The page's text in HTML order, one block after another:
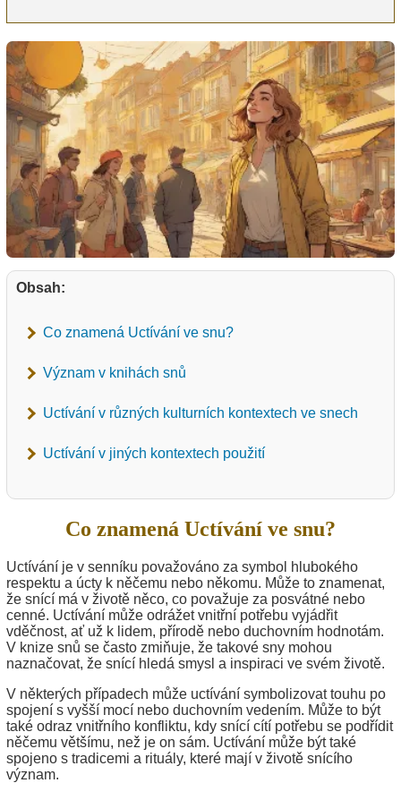
Obsah:
Co znamená Uctívání ve snu?
Význam v knihách snů
Uctívání v různých kulturních kontextech ve snech
Uctívání v jiných kontextech použití
Co znamená Uctívání ve snu?
Uctívání je v senníku považováno za symbol hlubokého
respektu a úcty k něčemu nebo někomu. Může to znamenat,
že snící má v životě něco, co považuje za posvátné nebo
cenné. Uctívání může odrážet vnitřní potřebu vyjádřit
vděčnost, ať už k lidem, přírodě nebo duchovním hodnotám.
V knize snů se často zmiňuje, že takové sny mohou
naznačovat, že snící hledá smysl a inspiraci ve svém životě.
V některých případech může uctívání symbolizovat touhu po
spojení s vyšší mocí nebo duchovním vedením. Může to být
také odraz vnitřního konfliktu, kdy snící cítí potřebu se podřídit
něčemu většímu, než je on sám. Uctívání může být také
spojeno s tradicemi a rituály, které mají v životě snícího
význam.